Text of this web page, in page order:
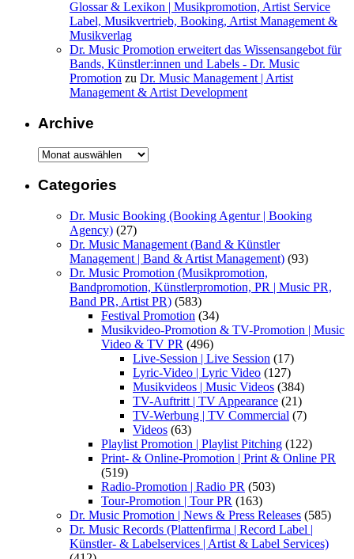
Glossar & Lexikon | Musikpromotion, Artist Service
Label, Musikvertrieb, Booking, Artist Management &
Musikverlag
Dr. Music Promotion erweitert das Wissensangebot für
Bands, Künstler:innen und Labels - Dr. Music
Promotion zu Dr. Music Management | Artist
Management & Artist Development
Archive
Archive
Categories
Dr. Music Booking (Booking Agentur | Booking
Agency) (27)
Dr. Music Management (Band & Künstler
Management | Band & Artist Management) (93)
Dr. Music Promotion (Musikpromotion,
Bandpromotion, Künstlerpromotion, PR | Music PR,
Band PR, Artist PR) (583)
Festival Promotion (34)
Musikvideo-Promotion & TV-Promotion | Music
Video & TV PR (496)
Live-Session | Live Session (17)
Lyric-Video | Lyric Video (127)
Musikvideos | Music Videos (384)
TV-Auftritt | TV Appearance (21)
TV-Werbung | TV Commercial (7)
Videos (63)
Playlist Promotion | Playlist Pitching (122)
Print- & Online-Promotion | Print & Online PR
(519)
Radio-Promotion | Radio PR (503)
Tour-Promotion | Tour PR (163)
Dr. Music Promotion | News & Press Releases (585)
Dr. Music Records (Plattenfirma | Record Label |
Künstler- & Labelservices | Artist & Label Services)